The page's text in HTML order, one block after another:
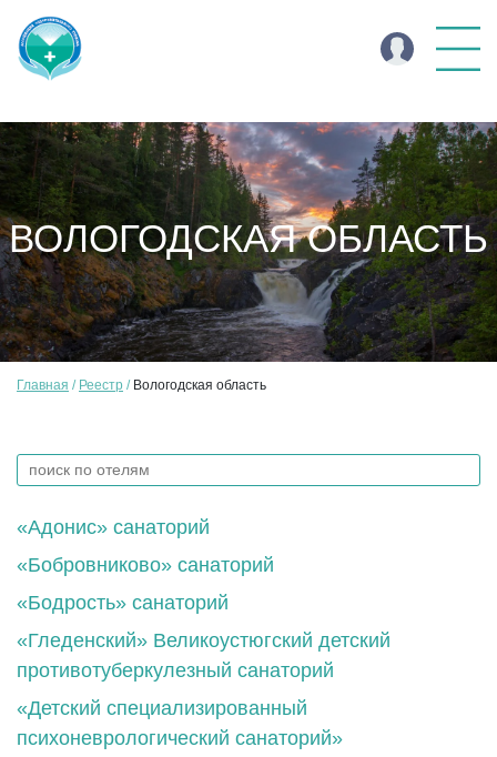
ВОЛОГОДСКАЯ ОБЛАСТЬ
Главная Реестр Вологодская область
«Адонис» санаторий
«Бобровниково» санаторий
«Бодрость» санаторий
«Гледенский» Великоустюгский детский
противотуберкулезный санаторий
«Детский специализированный
психоневрологический санаторий»